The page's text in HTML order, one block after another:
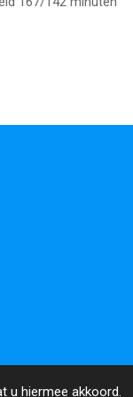
u hiermee akkoord.